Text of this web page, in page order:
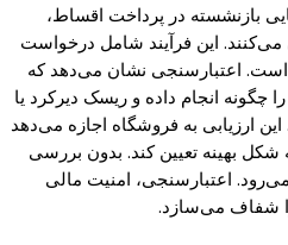
بازنشسته در پرداخت اقساط،
می‌کنند. این فرآیند شامل درخواست
است. اعتبارسنجی نشان می‌دهد که
چگونه انجام داده و ریسک دیرکرد یا
ارزیابی به فروشگاه اجازه می‌دهد
بهینه تعیین کند. بدون بررسی
می‌رود. اعتبارسنجی، امنیت مالی
شفاف می‌سازد.